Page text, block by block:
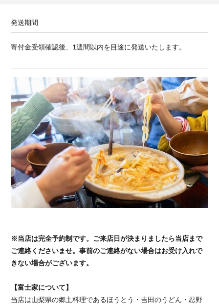
発送期間
寄付金受領確認後、1週間以内を目途に発送いたします。
※当店は完全予約制です。ご来店日が決まりましたら当店まで
ご連絡くださいませ。事前のご連絡がない場合はお受け入れで
きない場合がございます。
【富士家について】
当店は山梨県の郷土料理であるほうとう・吉田のうどん・忍野